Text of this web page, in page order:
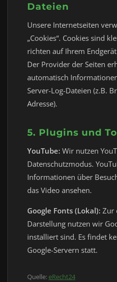
Dateien
Unsere Internetseiten
„Cookies“. Cookies sind
richten auf Ihrem
Der Provider der Seiten
automatisch
Server-Log-Dateien (z.B.
Adresse).
5. Plugins und
YouTube: Wir nutzen
Datenschutzmodus.
Informationen über
das Video ansehen.
Google Fonts (Lokal): Zur
Darstellung nutzen wir
installiert sind. Es findet
Google-Servern statt.
Quelle: eRecht24